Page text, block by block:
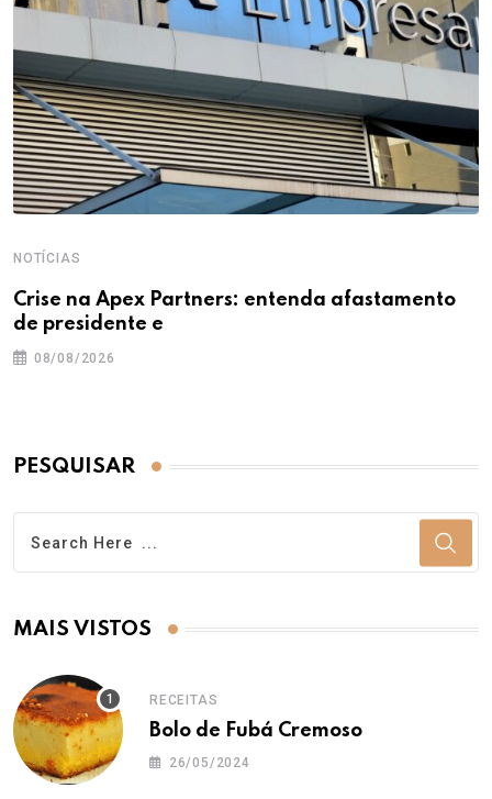
NOTÍCIAS
Crise na Apex Partners: entenda afastamento
de presidente e
08/08/2026
PESQUISAR
MAIS VISTOS
RECEITAS
Bolo de Fubá Cremoso
26/05/2024